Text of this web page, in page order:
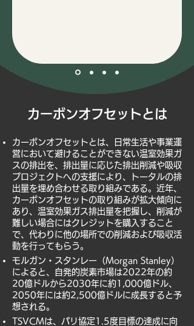
カーボンオフセットとは
カーボンオフセットとは、日常生活や事業運
営において避けることができない温室効果ガ
スの排出を、排出量に応じた排出削減や吸収
プロジェクトへの支援により、トータルの排
出量を埋め合わせる取り組みである。 近年、
カーボンオフセットの取り組みが拡大傾向に
あり、温室効果ガス排出量を把握し、削減が
難しい場合にはクレジットを購入すること
で、代わりに他の場所での削減および吸収活
動を行ってもらう。
モルガン・スタンレー（Morgan Stanley）
によると、自発的炭素市場は2022年の約
20億ドルから2030年に約1,000億ドル、
2050年には約2,500億ドルに成長すると予
想される。
TSVCMは、パリ協定1.5度目標の達成に向